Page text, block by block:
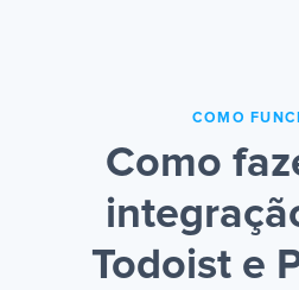
COMO
Como
Todoist e